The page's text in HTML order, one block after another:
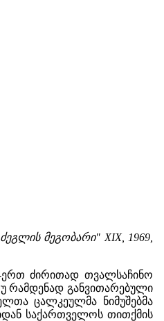
მეგობარი" XIX, 1969,
ერთ ძირითად თვალსაჩინო
რამდენად განვითარებული
ცალკეულმა ნიმუშებმა
საქართველოს თითქმის